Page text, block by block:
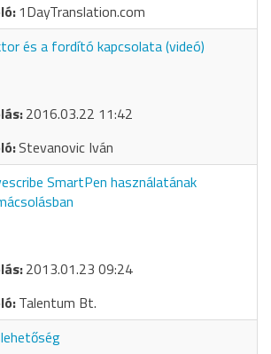
1DayTranslation.com
és a fordító kapcsolata (videó)
2016.03.22 11:42
Stevanovic Iván
SmartPen használatának
2013.01.23 09:24
Talentum Bt.